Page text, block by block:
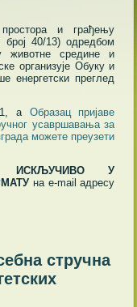
и грађењу
број 40/13) одредбом
средине и
организује Обуку и
енергетски преглед
1, а Образац пријаве
усавршавања за
можете преузети
ИСКЉУЧИВО У
на e-mail адресу
стручна